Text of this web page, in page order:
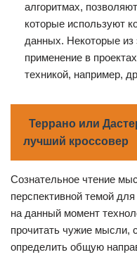
алгоритмах,
которые используют
данных. Некоторые из
применение в
техникой, например,
Террано или
лучший кроссовер
Сознательное чтение
перспективной темой
на данный момент
прочитать чужие мысли,
определить общую